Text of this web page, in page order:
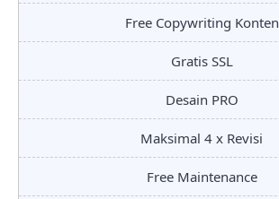
Free Copywriting Konten
Gratis SSL
Desain PRO
Maksimal 4 x Revisi
Free Maintenance